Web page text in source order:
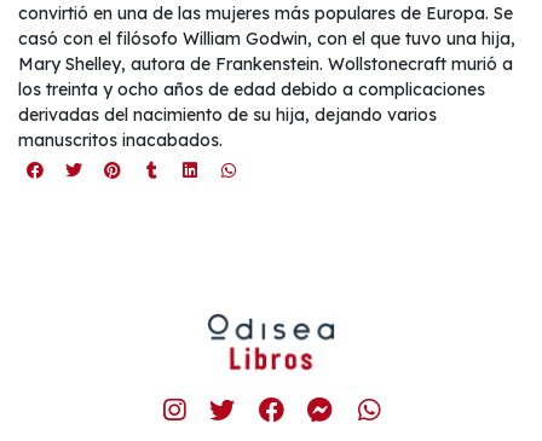
convirtió en una de las mujeres más populares de Europa. Se
casó con el filósofo William Godwin, con el que tuvo una hija,
Mary Shelley, autora de Frankenstein. Wollstonecraft murió a
los treinta y ocho años de edad debido a complicaciones
derivadas del nacimiento de su hija, dejando varios
manuscritos inacabados.